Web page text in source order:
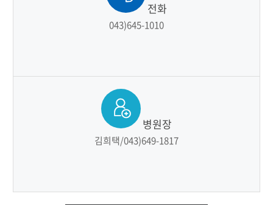
전화
043)645-1010
병원장
김희택/043)649-1817